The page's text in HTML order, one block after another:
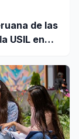
de las
USIL en